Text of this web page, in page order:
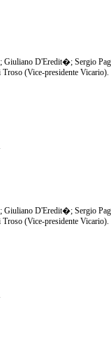
D'Eredit�; Sergio
(Vice-presidente Vicario).
D'Eredit�; Sergio
(Vice-presidente Vicario).